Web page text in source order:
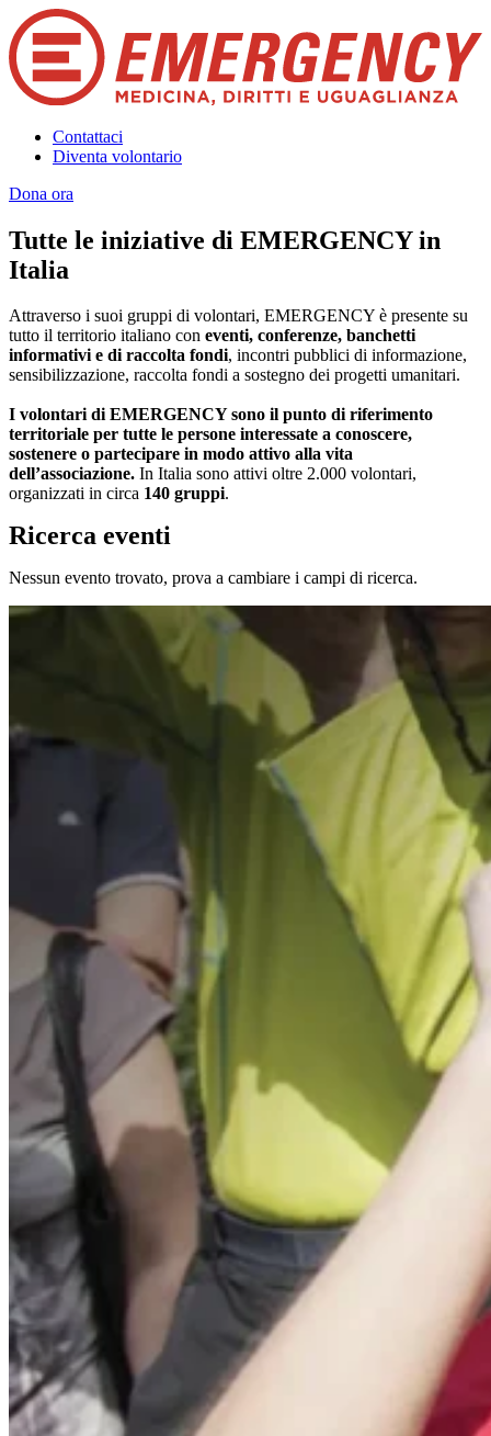
Contattaci
Diventa volontario
Dona ora
Tutte le iniziative di EMERGENCY in
Italia
Attraverso i suoi gruppi di volontari, EMERGENCY è presente su
tutto il territorio italiano con eventi, conferenze, banchetti
informativi e di raccolta fondi, incontri pubblici di informazione,
sensibilizzazione, raccolta fondi a sostegno dei progetti umanitari.
I volontari di EMERGENCY sono il punto di riferimento
territoriale per tutte le persone interessate a conoscere,
sostenere o partecipare in modo attivo alla vita
dell’associazione. In Italia sono attivi oltre 2.000 volontari,
organizzati in circa 140 gruppi.
Ricerca eventi
Nessun evento trovato, prova a cambiare i campi di ricerca.